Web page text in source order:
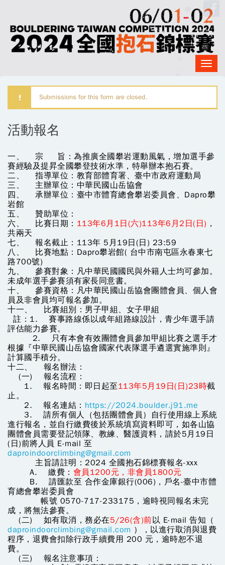
Login
with
警告訊息
Submissions for this form are closed.
活動報名
一、 宗 旨：為推廣全國攀岩運動風氣，增加選手參
賽經驗及提昇全國攀登技術水準，特舉辦本抱石賽。
二、 指導單位：教育部體育署、臺中市政府運動局
三、 主辦單位：中華民國山岳協會
四、 承辦單位：臺中市體育總會攀岩委員會、Dapro攀
岩館
五、 贊助單位：
六、 比賽日期： 113年6月1日(六)113年6月2日(日) ，
共兩天
七、 報名截止：113年 5月19日(日) 23:59
八、 比賽地點：Dapro攀岩館( 台中市南屯區永春東七
路700號)
九、 參賽對象：凡中華民國國民與外籍人士均可參加。
未成年選手參賽須有家長同意書。
十、 參賽資格：凡中華民國山岳協會團體會員、個人會
員及非會員均可報名參加。
十一、 比賽組別：男子甲組、女子甲組
註：1. 賽事路線係以成年組路線設計，青少年選手請
評估能力參賽。
2. 只有本會有效團體會員參加甲組比賽之選手才
根據『中華民國山岳協會國家代表隊選手遴選實施準則』
計算國手積分。
十二、 報名辦法：
(一) 報名流程：
1. 報名時間：即日起至113年5月19日(日)23時截
止。
2. 報名連結： https://2024.boulder.j91.me
3. 請所有個人（包括團體會員）自行使用線上系統
進行報名，並自行繳費後於系統填寫資料即可，如各山協
團體會員需要登記領隊、教練、醫護資料，請於5月19日
(日)前將人員 E-mail 至
daproindoorclimbing@gmail.com
主旨請註明：2024 全國抱石錦標賽報名-xxx
A. 繳費： 會員1200元，非會員1800元
B. 請匯款至 合作金庫銀行(006)，戶名-臺中市體
育總會攀岩委員會
帳號 0570-717-233175，逾時視同報名未完
成，將無法參賽。
(二) 如有取消，務必在5/26(含)前以 E-mail 告知（
daproindoorclimbing@gmail.com ），以進行取消與退費
程序，退費會扣除行政手續費用 200 元，逾時恕不退
費。
(三) 報名注意事項：